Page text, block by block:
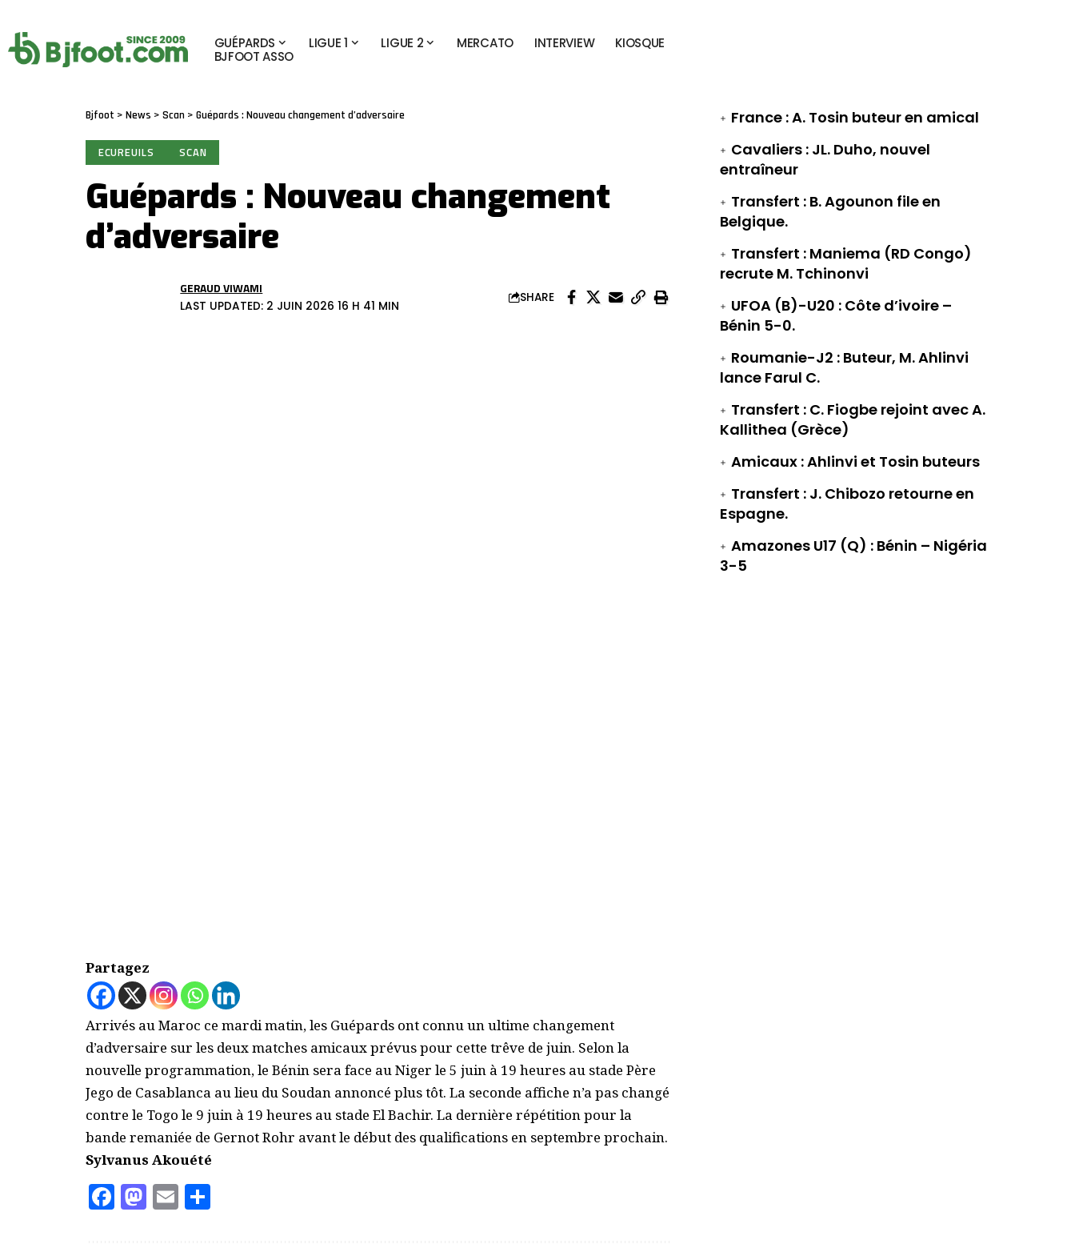
GUÉPARDS LIGUE 1 LIGUE 2 MERCATO INTERVIEW
KIOSQUE
BJFOOT ASSO
Bjfoot > News > Scan > Guépards : Nouveau changement d’adversaire
ECUREUILS SCAN
Guépards : Nouveau changement
d’adversaire
LAST UPDATED: 2 JUIN 2026 16 H 41 MIN
GERAUD VIWAMI
SHARE
Partagez
Arrivés au Maroc ce mardi matin, les Guépards ont connu un ultime changement
d’adversaire sur les deux matches amicaux prévus pour cette trêve de juin. Selon la
nouvelle programmation, le Bénin sera face au Niger le 5 juin à 19 heures au stade Père
Jego de Casablanca au lieu du Soudan annoncé plus tôt. La seconde affiche n’a pas changé
contre le Togo le 9 juin à 19 heures au stade El Bachir. La dernière répétition pour la
bande remaniée de Gernot Rohr avant le début des qualifications en septembre prochain.
Sylvanus Akouété
Facebook
Mastodon
Email
France : A. Tosin buteur en amical
Cavaliers : JL. Duho, nouvel
entraîneur
Transfert : B. Agounon file en
Belgique.
Transfert : Maniema (RD Congo)
recrute M. Tchinonvi
UFOA (B)-U20 : Côte d’ivoire –
Bénin 5-0.
Roumanie-J2 : Buteur, M. Ahlinvi
lance Farul C.
Transfert : C. Fiogbe rejoint avec A.
Kallithea (Grèce)
Amicaux : Ahlinvi et Tosin buteurs
Transfert : J. Chibozo retourne en
Espagne.
Amazones U17 (Q) : Bénin – Nigéria
3-5